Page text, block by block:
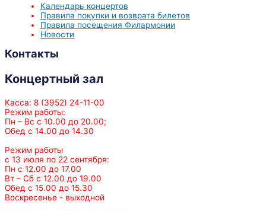
Календарь концертов
Правила покупки и возврата билетов
Правила посещения Филармонии
Новости
Контакты
Концертный зал
Касса: 8 (3952) 24-11-00
Режим работы:
Пн – Вс с 10.00 до 20.00;
Обед с 14.00 до 14.30
Режим работы
с 13 июля по 22 сентября:
Пн с 12.00 до 17.00
Вт – Сб с 12.00 до 19.00
Обед с 15.00 до 15.30
Воскресенье - выходной